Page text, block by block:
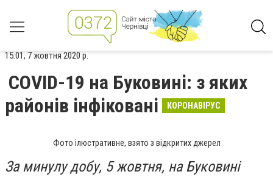
15:01, 7 жовтня 2020 р.
СOVID-19 на Буковині: з яких
районів інфіковані
КОРОНАВІРУС
Фото ілюстративне, взято з відкритих джерел
За минулу добу, 5 жовтня, на Буковині